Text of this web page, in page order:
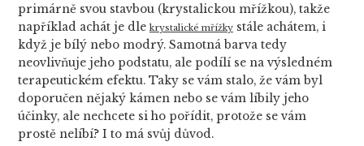
primárně svou stavbou (krystalickou mřížkou), takže
například achát je dle krystalické mřížkystále achátem, i
když je bílý nebo modrý. Samotná barva tedy
neovlivňuje jeho podstatu, ale podílí se na výsledném
terapeutickém efektu. Taky se vám stalo, že vám byl
doporučen nějaký kámen nebo se vám líbily jeho
účinky, ale nechcete si ho pořídit, protože se vám
prostě nelíbí? I to má svůj důvod.